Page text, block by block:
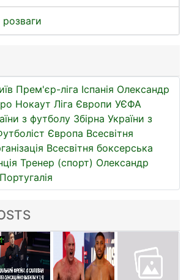
Прем'єр-ліга Іспанія Олександр
Нокаут Ліга Європи УЄФА
з футболу Збірна України з
Європа Всесвітня
Всесвітня боксерська
Тренер (спорт) Олександр
Португалія